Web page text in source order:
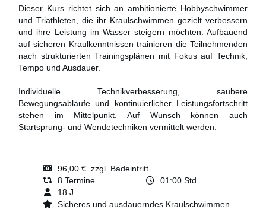
Dieser Kurs richtet sich an ambitionierte Hobbyschwimmer
und Triathleten, die ihr Kraulschwimmen gezielt verbessern
und ihre Leistung im Wasser steigern möchten. Aufbauend
auf sicheren Kraulkenntnissen trainieren die Teilnehmenden
nach strukturierten Trainingsplänen mit Fokus auf Technik,
Tempo und Ausdauer.
Individuelle Technikverbesserung, saubere
Bewegungsabläufe und kontinuierlicher Leistungsfortschritt
stehen im Mittelpunkt. Auf Wunsch können auch
Startsprung- und Wendetechniken vermittelt werden.
96,00 € zzgl. Badeintritt
8 Termine
01:00 Std.
18 J.
Sicheres und ausdauerndes Kraulschwimmen.